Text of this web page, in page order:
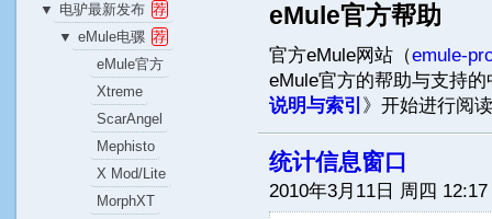
eMule官方帮助
官方eMule网站（emule-
eMule官方的帮助与支持
说明与索引 》开始进行阅
统计信息窗口
2010年3月11日 周四 12:17
▼ 电驴最新发布 荐
▼ eMule电骡 荐
eMule官方
Xtreme
ScarAngel
Mephisto
X Mod/Lite
MorphXT